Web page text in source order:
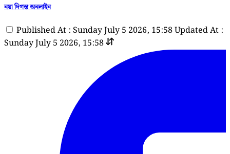
নয়া দিগন্ত অনলাইন
Published At : Sunday July 5 2026, 15:58Updated At :
Sunday July 5 2026, 15:58